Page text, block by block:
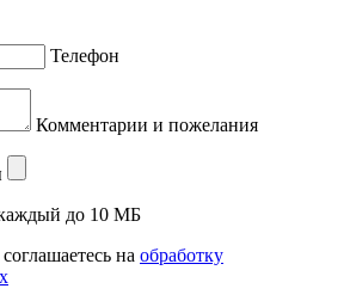
Телефон
Комментарии и пожелания
до 10 МБ
на обработку